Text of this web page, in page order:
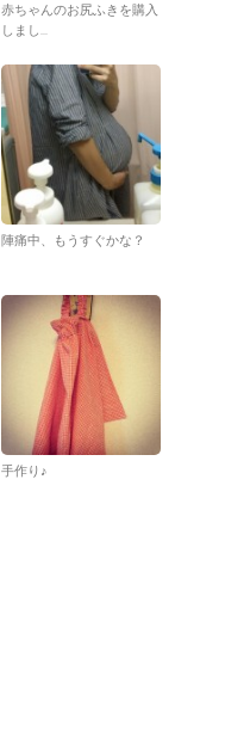
赤ちゃんのお尻ふきを購入
しまし...
陣痛中、もうすぐかな？
手作り♪